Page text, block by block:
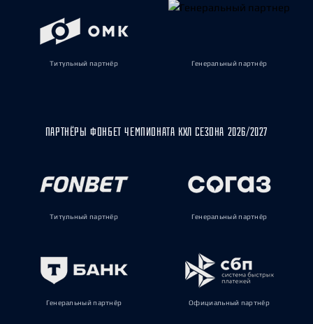
Титульный партнёр Генеральный партнёр
ПАРТНЁРЫ ФОНБЕТ ЧЕМПИОНАТА КХЛ СЕЗОНА 2026/2027
Титульный партнёр Генеральный партнёр
Генеральный партнёр Официальный партнёр